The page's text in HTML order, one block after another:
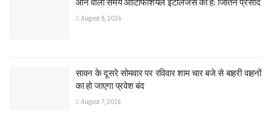
आने वाला समय आर्टिफिशियल इंटेलिजेंस का है: जितिन प्रसाद
August 8, 2026
सावन के दूसरे सोमवार पर रविवार शाम चार बजे से बाहरी वाहनों
का हो जाएगा प्रवेश बंद
August 7, 2026